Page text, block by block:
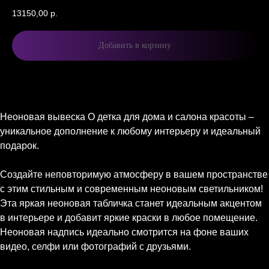
13150,00 р.
Добавить в корзину
Неоновая вывеска О детка для дома и салона красоты –
уникальное дополнение к любому интерьеру и идеальный
подарок.
Создайте неповторимую атмосферу в вашем пространстве
с этим стильным и современным неоновым светильником!
Эта яркая неоновая табличка станет идеальным акцентом
в интерьере и добавит яркие краски в любое помещение.
Неоновая надпись идеально смотрится на фоне ваших
видео, селфи или фотографий с друзьями.